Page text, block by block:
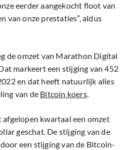
eerder aangekocht floot van
van onze prestaties”, aldus
de omzet van Marathon Digital
markeert een stijging van 452
en dat heeft natuurlijk alles
van de Bitcoin koers.
kwartaal een omzet
geschat. De stijging van de
een stijging van de Bitcoin-